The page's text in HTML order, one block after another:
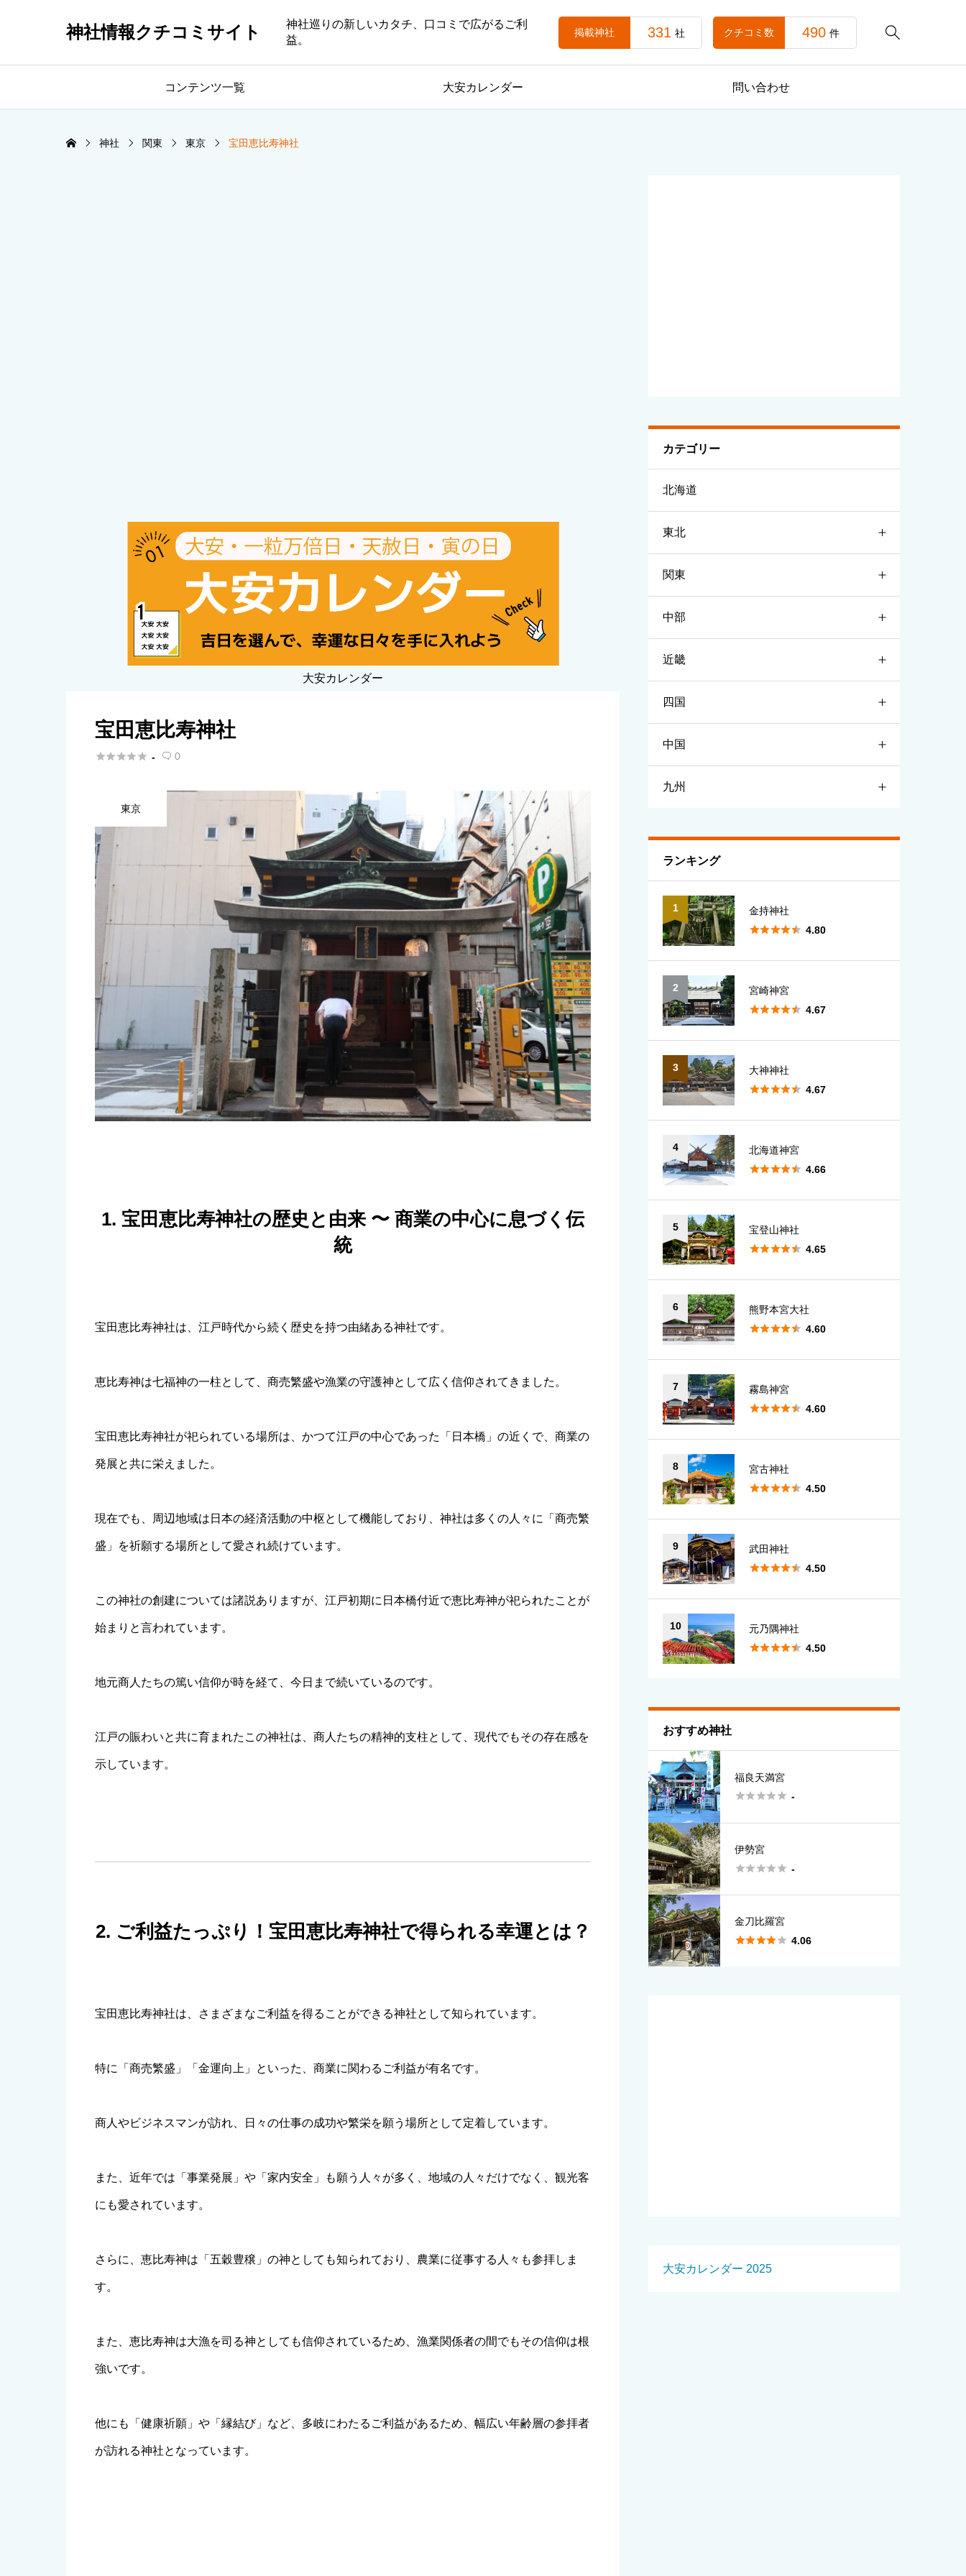
神社情報クチコミサイト
神社巡りの新しいカタチ、口コミで広がるご利
益。

掲載神社 331 社 クチコミ数 490 件
コンテンツ一覧 大安カレンダー 問い合わせ
神社 関東 東京 宝田恵比寿神社
大安カレンダー
宝田恵比寿神社
 -  0
東京
1. 宝田恵比寿神社の歴史と由来 〜 商業の中心に息づく伝
統
宝田恵比寿神社は、江戸時代から続く歴史を持つ由緒ある神社です。
恵比寿神は七福神の一柱として、商売繁盛や漁業の守護神として広く信仰されてきました。
宝田恵比寿神社が祀られている場所は、かつて江戸の中心であった「日本橋」の近くで、商業の
発展と共に栄えました。
現在でも、周辺地域は日本の経済活動の中枢として機能しており、神社は多くの人々に「商売繁
盛」を祈願する場所として愛され続けています。
この神社の創建については諸説ありますが、江戸初期に日本橋付近で恵比寿神が祀られたことが
始まりと言われています。
地元商人たちの篤い信仰が時を経て、今日まで続いているのです。
江戸の賑わいと共に育まれたこの神社は、商人たちの精神的支柱として、現代でもその存在感を
示しています。
2. ご利益たっぷり！宝田恵比寿神社で得られる幸運とは？
宝田恵比寿神社は、さまざまなご利益を得ることができる神社として知られています。
特に「商売繁盛」「金運向上」といった、商業に関わるご利益が有名です。
商人やビジネスマンが訪れ、日々の仕事の成功や繁栄を願う場所として定着しています。
また、近年では「事業発展」や「家内安全」も願う人々が多く、地域の人々だけでなく、観光客
にも愛されています。
さらに、恵比寿神は「五穀豊穣」の神としても知られており、農業に従事する人々も参拝しま
す。
また、恵比寿神は大漁を司る神としても信仰されているため、漁業関係者の間でもその信仰は根
強いです。
他にも「健康祈願」や「縁結び」など、多岐にわたるご利益があるため、幅広い年齢層の参拝者
が訪れる神社となっています。
カテゴリー
北海道
東北
青森
岩手
宮城
山形
福島
関東
茨城
栃木
群馬
埼玉
千葉
中部
新潟
富山
石川
福井
岐阜
愛知
近畿
滋賀
京都
大阪
和歌山
四国
徳島
香川
中国
鳥取
広島
九州
長崎
大分
宮崎
鹿児島
ランキング
1
金持神社
 4.80
2
宮崎神宮
 4.67
3
大神神社
 4.67
4
北海道神宮
 4.66
5
宝登山神社
 4.65
6
熊野本宮大社
 4.60
7
霧島神宮
 4.60
8
宮古神社
 4.50
9
武田神社
 4.50
10
元乃隅神社
 4.50
おすすめ神社
福良天満宮
 -
伊勢宮
 -
金刀比羅宮
 4.06
大安カレンダー 2025